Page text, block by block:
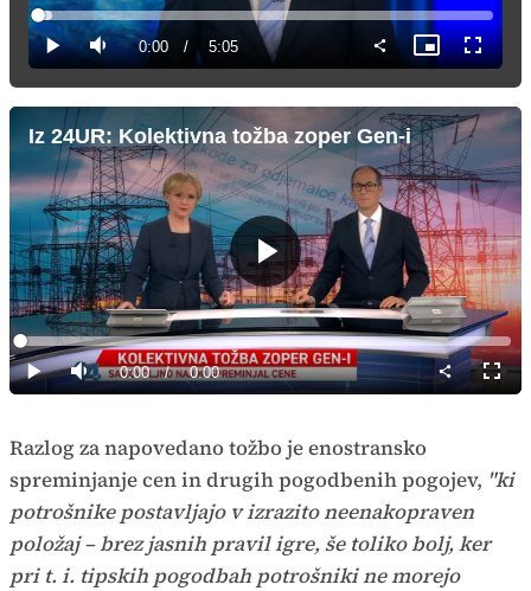
Predvajaj
Predvajaj
Tiho Current
Time
0:00 / Duration
5:05
Loaded:
3.25%
Slika
v
sliki
način
Iz 24UR: Kolektivna tožba zoper Gen-i
Predvajaj
Predvajaj
Tiho Current
0:00 / Duration
0:00
Loaded:
0%
način
Razlog za napovedano tožbo je enostransko
spreminjanje cen in drugih pogodbenih pogojev, "ki
potrošnike postavljajo v izrazito neenakopraven
položaj – brez jasnih pravil igre, še toliko bolj, ker
pri t. i. tipskih pogodbah potrošniki ne morejo